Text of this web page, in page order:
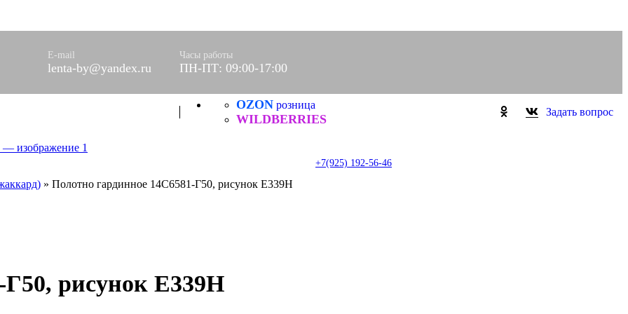
E-mail
lenta-by@yandex.ru
Часы работы
ПН-ПТ: 09:00-17:00
+7(925) 192-56-46
OZON розница
WILDBERRIES
Задать вопрос
» Полотно гардинное 14С6581-Г50, рисунок Е339Н
Г50, рисунок Е339Н